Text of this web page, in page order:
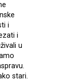
i
i
u
stari.